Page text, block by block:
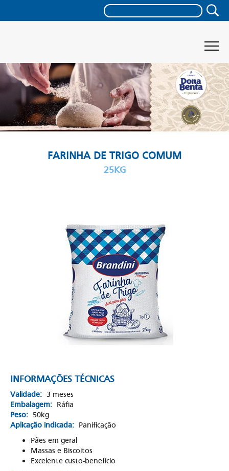
FARINHA DE TRIGO COMUM
25KG
INFORMAÇÕES TÉCNICAS
Validade: 3 meses
Embalagem: Ráfia
Peso: 50kg
Aplicação indicada: Panificação
Pães em geral
Massas e Biscoitos
Excelente custo-benefício